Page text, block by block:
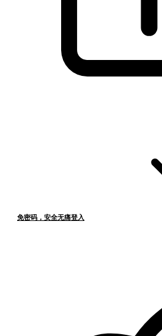
免密码，安全无痛登入